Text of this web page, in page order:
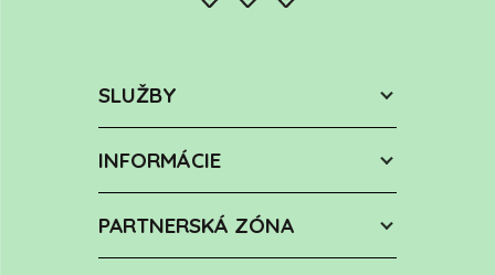
SLUŽBY
INFORMÁCIE
PARTNERSKÁ ZÓNA